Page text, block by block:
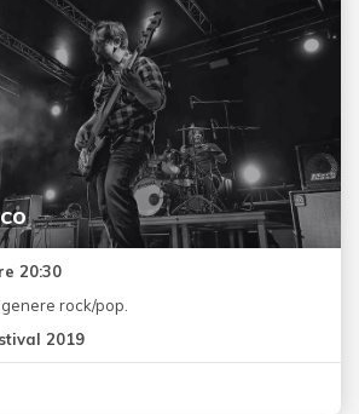
20:30
rock/pop.
2019